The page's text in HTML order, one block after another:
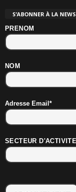
S’ABONNER À LA
PRENOM
NOM
Adresse Email*
SECTEUR D'ACTIVITE